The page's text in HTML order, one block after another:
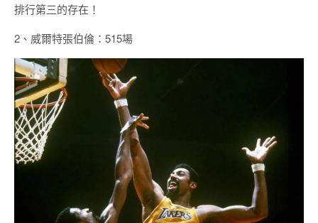
排行第三的存在！
2、威爾特張伯倫：515場